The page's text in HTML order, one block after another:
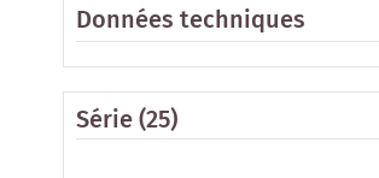
Données techniques
Série(25)